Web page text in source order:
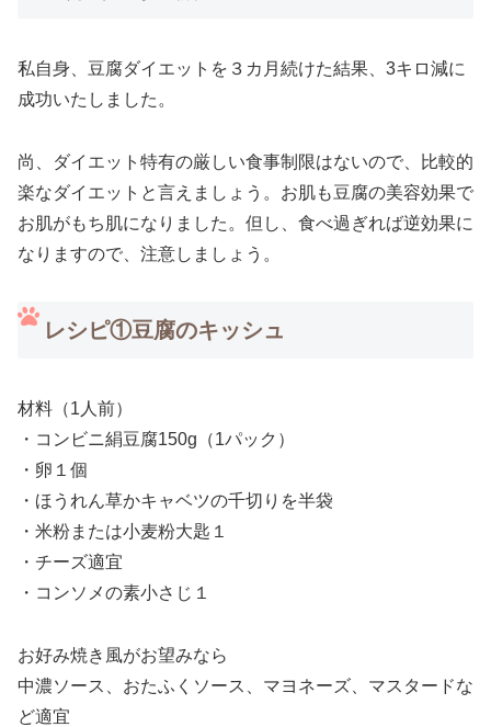
私自身、豆腐ダイエットを３カ月続けた結果、3キロ減に
成功いたしました。
尚、ダイエット特有の厳しい食事制限はないので、比較的
楽なダイエットと言えましょう。お肌も豆腐の美容効果で
お肌がもち肌になりました。但し、食べ過ぎれば逆効果に
なりますので、注意しましょう。
レシピ①豆腐のキッシュ
材料（1人前）
・コンビニ絹豆腐150g（1パック）
・卵１個
・ほうれん草かキャベツの千切りを半袋
・米粉または小麦粉大匙１
・チーズ適宜
・コンソメの素小さじ１
お好み焼き風がお望みなら
中濃ソース、おたふくソース、マヨネーズ、マスタードな
ど適宜